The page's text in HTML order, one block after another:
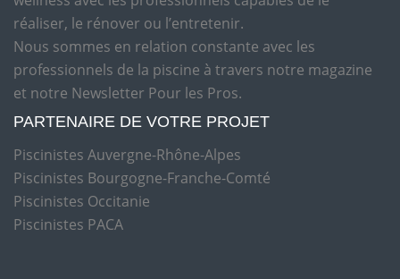
réaliser, le rénover ou l’entretenir.
Nous sommes en relation constante avec les
professionnels de la piscine à travers notre magazine
et notre Newsletter Pour les Pros.
PARTENAIRE DE VOTRE PROJET
Piscinistes Auvergne-Rhône-Alpes
Piscinistes Bourgogne-Franche-Comté
Piscinistes Occitanie
Piscinistes PACA